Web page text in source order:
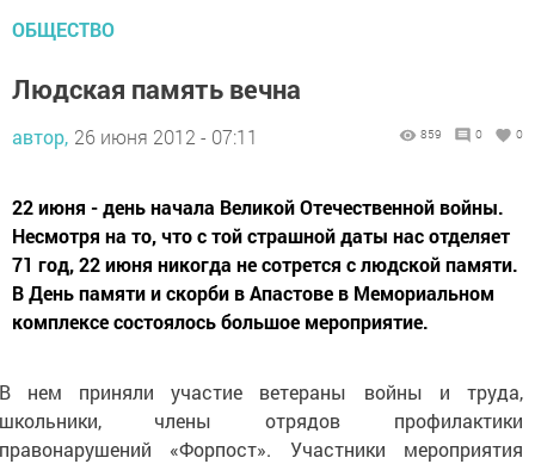
ОБЩЕСТВО
Людская память вечна
автор, 26 июня 2012 - 07:11 859 0 0
22 июня - день начала Великой Отечественной войны.
Несмотря на то, что с той страшной даты нас отделяет
71 год, 22 июня никогда не сотрется с людской памяти.
В День памяти и скорби в Апастове в Мемориальном
комплексе состоялось большое мероприятие.
нем приняли участие ветераны войны и труда,
члены отрядов профилактики
«Форпост». Участники мероприятия